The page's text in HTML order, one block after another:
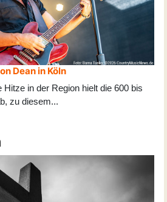
Dean in Köln
Hitze in der Region hielt die 600 bis
zu diesem...